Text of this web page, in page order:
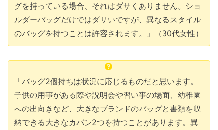
グを持っている場合、それはダサくありません。ショ
ルダーバッグだけではダサいですが、異なるスタイル
のバッグを持つことは許容されます。」（30代女性）
「バッグ2個持ちは状況に応じるものだと思います。
子供の用事がある際や説明会や習い事の場面、幼稚園
への出向きなど、大きなブランドのバッグと書類を収
納できる大きなカバン2つを持つことがあります。異